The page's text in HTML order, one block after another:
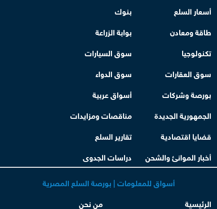
أسعار السلع
بنوك
طاقة ومعادن
بوابة الزراعة
تكنولوجيا
سوق السيارات
سوق العقارات
سوق الدواء
بورصة وشركات
أسواق عربية
الجمهورية الجديدة
مناقصات ومزايدات
قضايا اقتصادية
تقارير السلع
أخبار الموانئ والشحن
دراسات الجدوى
أسواق للمعلومات | بورصة السلع المصرية
الرئيسية
من نحن